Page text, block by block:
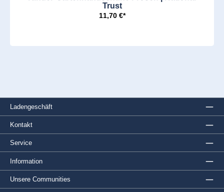
Trust
11,70 €*
Ladengeschäft
Service
Information
Kontakt
Unsere Communities